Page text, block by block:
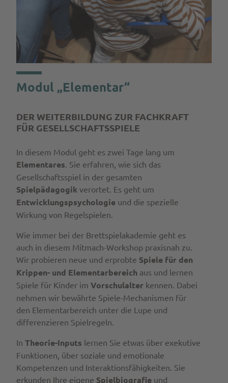
Modul „Elementar“
DER WEITERBILDUNG ZUR FACHKRAFT
FÜR GESELLSCHAFTSSPIELE
In diesem Modul geht es zwei Tage lang um
Elementares. Sie erfahren, wie sich das
Gesellschaftsspiel in der gesamten
Spielpädagogik verortet. Es geht um
Entwicklungspsychologie und die spezielle
Wirkung von Regelspielen.
Wie immer bei der Brettspielakademie geht es
auch in diesem Mitmach-Workshop praxisnah zu.
Wir probieren neue und erprobte Spiele für den
Krippen- und Elementarbereich aus und lernen
Spiele für Kinder im Vorschulalter kennen. Dabei
nehmen wir bewährte Spiele-Mechanismen für
den Elementarbereich unter die Lupe und
differenzieren Spielregeln.
In Theorie-Inputs lernen Sie etwas über exekutive
Funktionen, über soziale und emotionale
Kompetenzen und Interaktionsfähigkeiten. Sie
erkunden Ihre eigene Spielbiografie und